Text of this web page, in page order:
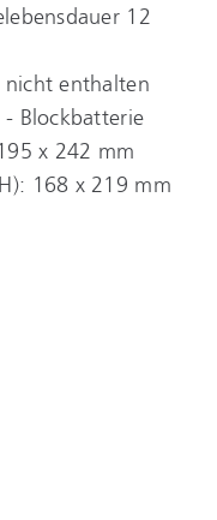
12
enthalten
Blockbatterie
x 242 mm
168 x 219 mm